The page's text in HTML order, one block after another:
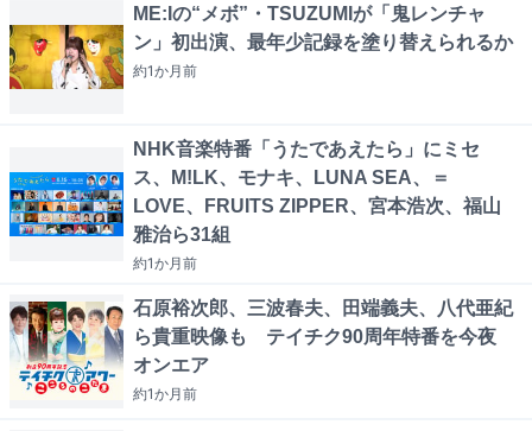
ME:Iの“メボ”・TSUZUMIが「鬼レンチャ
ン」初出演、最年少記録を塗り替えられるか
約1か月前
NHK音楽特番「うたであえたら」にミセ
ス、M!LK、モナキ、LUNA SEA、＝
LOVE、FRUITS ZIPPER、宮本浩次、福山
雅治ら31組
約1か月前
石原裕次郎、三波春夫、田端義夫、八代亜紀
ら貴重映像も テイチク90周年特番を今夜
オンエア
約1か月前